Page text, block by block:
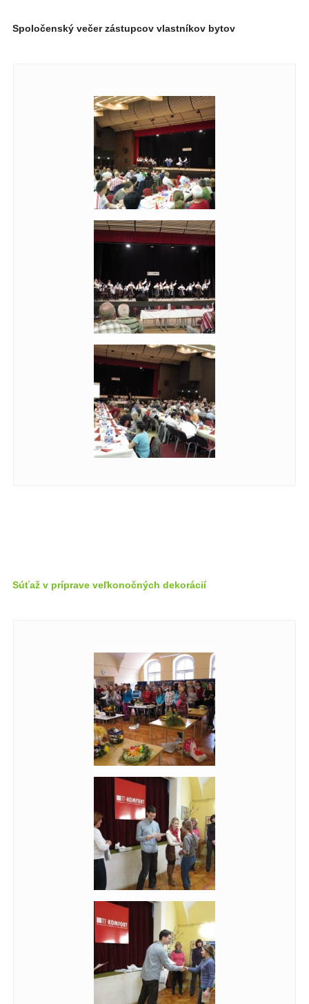
Spoločenský večer zástupcov vlastníkov bytov
Súťaž v príprave veľkonočných dekorácií